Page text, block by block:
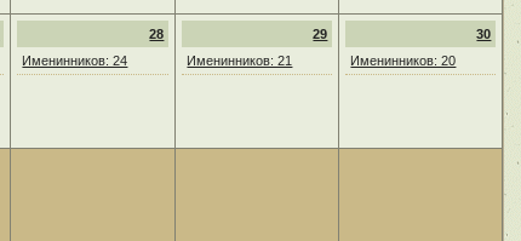
28
Именинников: 24
29
Именинников: 21
30
Именинников: 20